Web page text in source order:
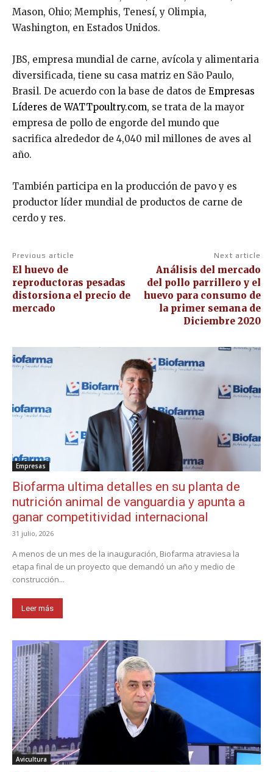
Mason, Ohio; Memphis, Tenesí, y Olimpia,
Washington, en Estados Unidos.
JBS, empresa mundial de carne, avícola y alimentaria
diversificada, tiene su casa matriz en São Paulo,
Brasil. De acuerdo con la base de datos de Empresas
Líderes de WATTpoultry.com, se trata de la mayor
empresa de pollo de engorde del mundo que
sacrifica alrededor de 4,040 mil millones de aves al
año.
También participa en la producción de pavo y es
productor líder mundial de productos de carne de
cerdo y res.
Previous article
El huevo de
reproductoras pesadas
distorsiona el precio de
mercado
Next article
Análisis del mercado
del pollo parrillero y el
huevo para consumo de
la primer semana de
Diciembre 2020
Empresas
Biofarma ultima detalles en su planta de
nutrición animal de vanguardia y apunta a
ganar competitividad internacional
31 julio, 2026
A menos de un mes de la inauguración, Biofarma atraviesa la
etapa final de un proyecto que demandó un año y medio de
construcción...
Leer más
Avicultura